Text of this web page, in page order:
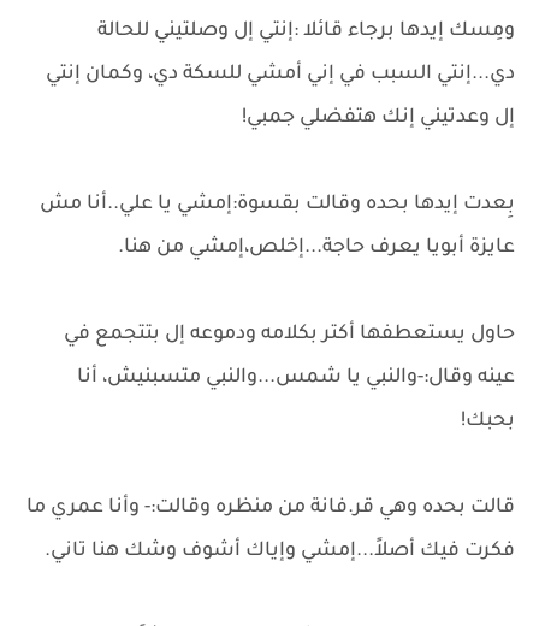
ومِسك إيدها برجاء قائلا :إنتي إل وصلتيني للحالة
دي...إنتي السبب في إني أمشي للسكة دي، وكمان إنتي
إل وعدتيني إنك هتفضلي جمبي!
بِعدت إيدها بحده وقالت بقسوة:إمشي يا علي..أنا مش
عايزة أبويا يعرف حاجة...إخلص،إمشي من هنا.
حاول يستعطفها أكتر بكلامه ودموعه إل بتتجمع في
عينه وقال:-والنبي يا شمس...والنبي متسبنيش، أنا
بحبك!
قالت بحده وهي قر.فانة من منظره وقالت:- وأنا عمري ما
فكرت فيك أصلاً...إمشي وإياك أشوف وشك هنا تاني.